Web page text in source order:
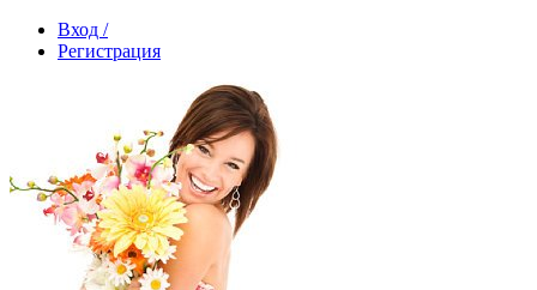
Вход /
Регистрация